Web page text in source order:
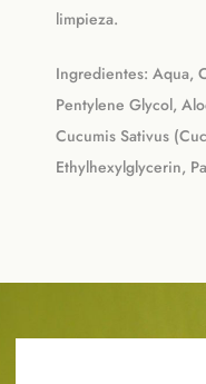
limpieza.
Ingredientes: Aqua,
Pentylene Glycol,
Cucumis Sativus
Ethylhexylglycerin,